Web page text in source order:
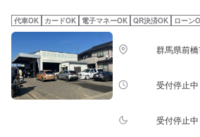
だけるよう、丁寧に作業に取り組ませていただき
代車OK カードOK 電子マネーOK QR決済OK ローン
群馬県前
受付停止中
受付停止中